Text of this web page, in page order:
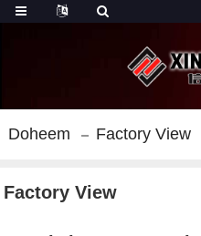
Doheem Factory View
Factory View